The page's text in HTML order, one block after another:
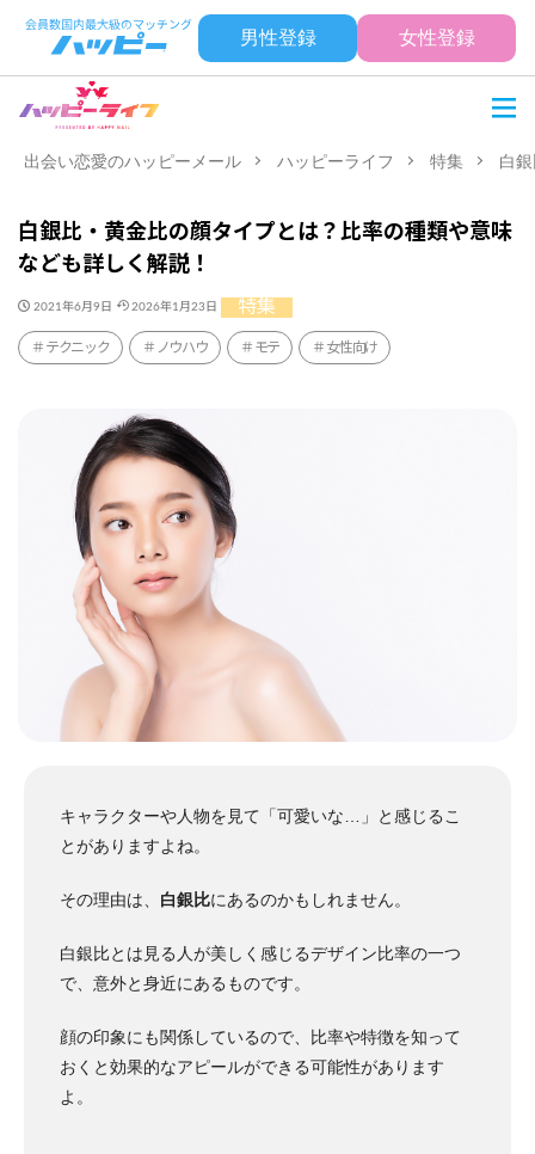
男性登録 女性登録
出会い恋愛のハッピーメール ハッピーライフ 特集 白
白銀比・黄金比の顔タイプとは？比率の種類や意味
なども詳しく解説！
2021年6月9日 2026年1月23日 特集
テクニック ノウハウ モテ 女性向け
キャラクターや人物を見て「可愛いな…」と感じるこ
とがありますよね。
その理由は、 白銀比にあるのかもしれません。
白銀比とは見る人が美しく感じるデザイン比率の一つ
で、意外と身近にあるものです。
顔の印象にも関係しているので、比率や特徴を知って
おくと効果的なアピールができる可能性があります
よ。